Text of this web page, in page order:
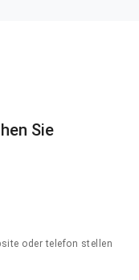
Sie
oder telefon stellen